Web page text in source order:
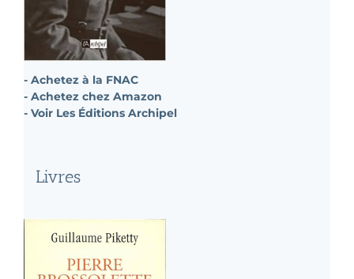
- Achetez à la FNAC
- Achetez chez Amazon
- Voir Les Éditions Archipel
Livres